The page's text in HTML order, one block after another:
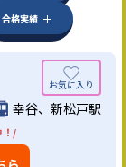
合格実績
幸谷、新松戸駅
！/